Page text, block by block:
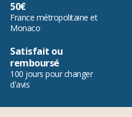
50€
France métropolitaine et
Monaco
Satisfait ou
remboursé
100 jours pour changer
d'avis